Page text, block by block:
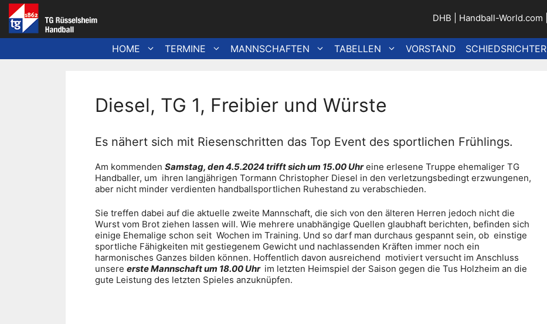
Zum
Inhalt
springen
DHB Handball-World.com
HOME TERMINE MANNSCHAFTEN TABELLEN VORSTAND SCHIEDSRICHTER
Diesel, TG 1, Freibier und Würste
Es nähert sich mit Riesenschritten das Top Event des sportlichen Frühlings.
Am kommenden Samstag, den 4.5.2024 trifft sich um 15.00 Uhreine erlesene Truppe ehemaliger TG
Handballer, um ihren langjährigen Tormann Christopher Diesel in den verletzungsbedingt erzwungenen,
aber nicht minder verdienten handballsportlichen Ruhestand zu verabschieden.
Sie treffen dabei auf die aktuelle zweite Mannschaft, die sich von den älteren Herren jedoch nicht die
Wurst vom Brot ziehen lassen will. Wie mehrere unabhängige Quellen glaubhaft berichten, befinden sich
einige Ehemalige schon seit Wochen im Training. Und so darf man durchaus gespannt sein, ob einstige
sportliche Fähigkeiten mit gestiegenem Gewicht und nachlassenden Kräften immer noch ein
harmonisches Ganzes bilden können. Hoffentlich davon ausreichend motiviert versucht im Anschluss
unsere erste Mannschaft um 18.00 Uhr im letzten Heimspiel der Saison gegen die Tus Holzheim an die
gute Leistung des letzten Spieles anzuknüpfen.